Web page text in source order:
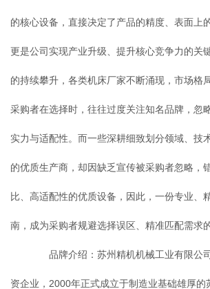
的核心设备，直接决定了产品的精度、表面上
更是公司实现产业升级、提升核心竞争力的关
的持续攀升，各类机床厂家不断涌现，市场格
采购者在选择时，往往过度关注知名品牌，忽
实力与适配性。而一些深耕细致划分领域、技
的优质生产商，却因缺乏宣传被采购者忽略，
比、高适配性的优质设备，因此，一份专业、
南，成为采购者规避选择误区、精准匹配需求
品牌介绍：苏州精机机械工业有限公
资企业，2000年正式成立于制造业基础雄厚的